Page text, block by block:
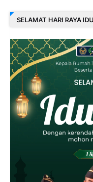
SELAMAT HARI RAYA